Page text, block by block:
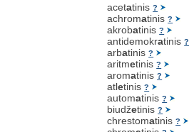
acetatinis?
achromatinis?
akrobatinis?
antidemokratinis?
arbatinis?
aritmetinis?
aromatinis?
atletinis?
automatinis?
biudžetinis?
chrestomatinis?